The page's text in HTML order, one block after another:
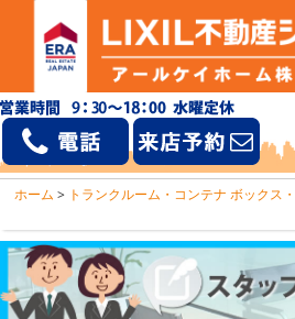
ホーム > トランクルーム・コンテナ ボックス